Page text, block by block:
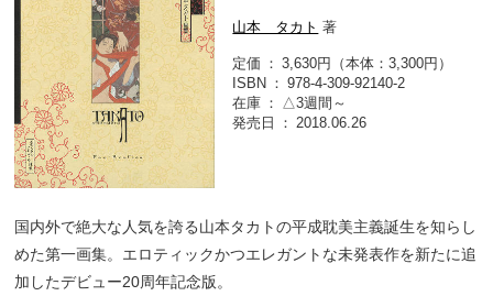
山本 タカト 著
定価
3,630円（本体：3,300円）
ISBN
978-4-309-92140-2
在庫
△3週間～
発売日
2018.06.26
国内外で絶大な人気を誇る山本タカトの平成耽美主義誕生を知らし
めた第一画集。エロティックかつエレガントな未発表作を新たに追
加したデビュー20周年記念版。